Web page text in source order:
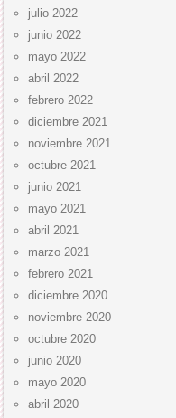
julio 2022
junio 2022
mayo 2022
abril 2022
febrero 2022
diciembre 2021
noviembre 2021
octubre 2021
junio 2021
mayo 2021
abril 2021
marzo 2021
febrero 2021
diciembre 2020
noviembre 2020
octubre 2020
junio 2020
mayo 2020
abril 2020